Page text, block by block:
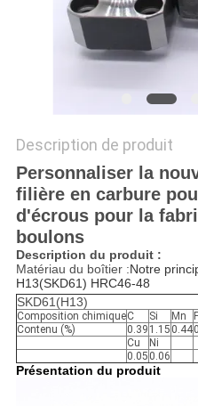
POLITIQUE
CONFIDENTIALITÉ
Description de produit
Personnaliser la
filière en carbure
d'écrous pour la
boulons
Description du produit :
Matériau du boîtier :
H13(SKD61) HRC46-48
SKD61(H13)
Composition chimiqueC Si Mn
Contenu (%)
0.39 1.15 0.44
Cu
Ni
0.05 0.06
Présentation du produit